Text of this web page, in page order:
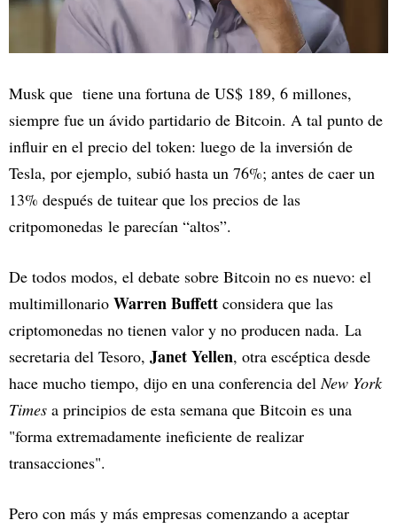
Musk que tiene una fortuna de US$ 189, 6 millones,
siempre fue un ávido partidario de Bitcoin. A tal punto de
influir en el precio del token: luego de la inversión de
Tesla, por ejemplo, subió hasta un 76%; antes de caer un
13% después de tuitear que los precios de las
critpomonedas le parecían “altos”.
De todos modos, el debate sobre Bitcoin no es nuevo: el
multimillonario Warren Buffett considera que las
criptomonedas no tienen valor y no producen nada. La
secretaria del Tesoro, Janet Yellen, otra escéptica desde
hace mucho tiempo, dijo en una conferencia delNew York
Times a principios de esta semana que Bitcoin es una
"forma extremadamente ineficiente de realizar
transacciones".
Pero con más y más empresas comenzando a aceptar